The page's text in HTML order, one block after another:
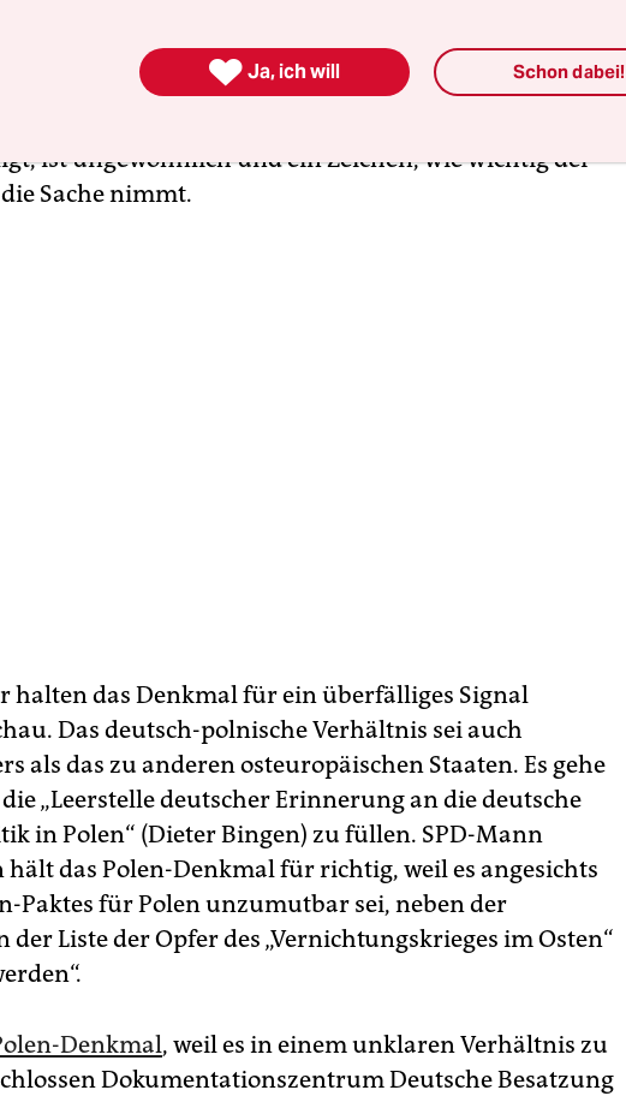
Vorschlag für den Ort gemacht: den Askanischen Platz
Berlin. Maas spricht am Freitag im Bundestag für die
ist ungewöhnlich und ein Zeichen, wie wichtig der
Sache nimmt.
halten das Denkmal für ein überfälliges Signal
Das deutsch-polnische Verhältnis sei auch
als das zu anderen osteuropäischen Staaten. Es gehe
„Leerstelle deutscher Erinnerung an die deutsche
in Polen“ (Dieter Bingen) zu füllen. SPD-Mann
das Polen-Denkmal für richtig, weil es angesichts
Paktes für Polen unzumutbar sei, neben der
der Liste der Opfer des „Vernichtungskrieges im Osten“
Denkmal, weil es in einem unklaren Verhältnis zu
Dokumentationszentrum Deutsche Besatzung
 Ja, ich will Schon dabei!